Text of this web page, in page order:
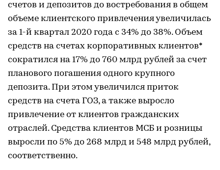
счетов и депозитов до востребования в общем
объеме клиентского привлечения увеличилась
за 1-й квартал 2020 года с 34% до 38%. Объем
средств на счетах корпоративных клиентов*
сократился на 17% до 760 млрд рублей за счет
планового погашения одного крупного
депозита. При этом увеличился приток
средств на счета ГОЗ, а также выросло
привлечение от клиентов гражданских
отраслей. Средства клиентов МСБ и розницы
выросли по 5% до 268 млрд и 548 млрд рублей,
соответственно.